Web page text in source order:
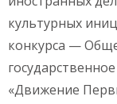
культурных
конкурса —
«Движение